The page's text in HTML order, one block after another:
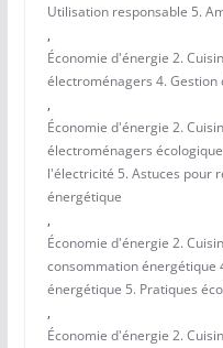
Utilisation responsable 5.
,
Économie d'énergie 2.
électroménagers 4. Gestion
,
Économie d'énergie 2.
électroménagers
l'électricité 5. Astuces pour
énergétique
,
Économie d'énergie 2.
consommation énergétique
énergétique 5. Pratiques
,
Économie d'énergie 2.